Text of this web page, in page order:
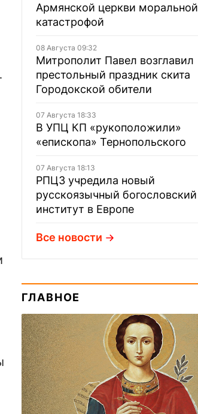
Армянской церкви моральной
катастрофой
08 Августа 09:32
Митрополит Павел возглавил
престольный праздник скита
Городокской обители
07 Августа 18:33
В УПЦ КП «рукоположили»
«епископа» Тернопольского
07 Августа 18:13
РПЦЗ учредила новый
русскоязычный богословский
институт в Европе
Все новости
ГЛАВНОЕ